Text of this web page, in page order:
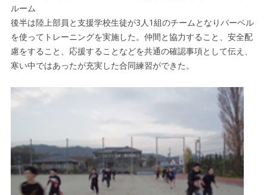
ルーム
後半は陸上部員と支援学校生徒が3人1組のチームとなりバーベル
を使ってトレーニングを実施した。仲間と協力すること、安全配
慮をすること、応援することなどを共通の確認事項として伝え、
寒い中ではあったが充実した合同練習ができた。